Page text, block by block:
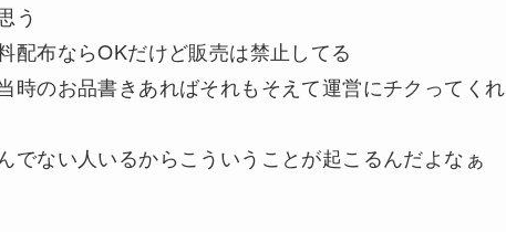
う
配布ならOKだけど販売は禁止してる
時のお品書きあればそれもそえて運営にチクってくれ
でない人いるからこういうことが起こるんだよなぁ